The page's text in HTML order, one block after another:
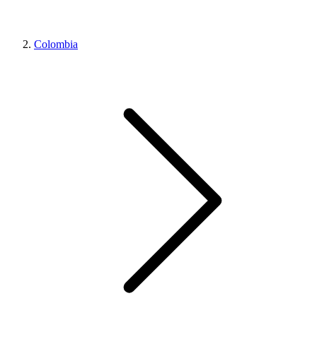
Colombia